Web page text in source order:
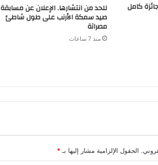
كامل للحد من انتشارها. الإعلان عن مسابقة
صيد سمكة الأرنب على طول شاطئ
مصراتة
منذ 7 ساعات
الحقول الإلزامية مشار إليها بـ*